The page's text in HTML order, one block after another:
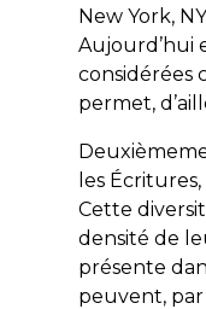
New York,
Aujourd’hui
considérées
permet,
les Écritures,
Cette
densité de
présente
peuvent,